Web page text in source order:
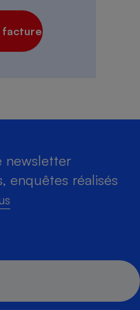
facture
newsletter
enquêtes réalisés